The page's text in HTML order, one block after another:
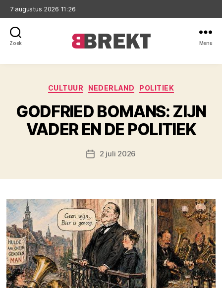
7 augustus 2026 11:26
Zoek Menu
Categorieën
CULTUUR NEDERLAND POLITIEK
GODFRIED BOMANS: ZIJN
VADER EN DE POLITIEK
Berichtdatum
2 juli 2026